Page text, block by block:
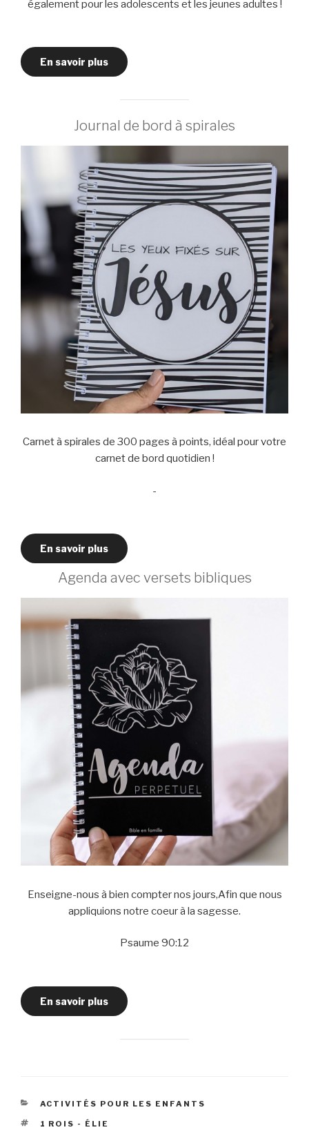
également pour les adolescents et les jeunes adultes !
En savoir plus
Journal de bord à spirales
Carnet à spirales de 300 pages à points, idéal pour votre
carnet de bord quotidien !
-
En savoir plus
Agenda avec versets bibliques
Enseigne-nous à bien compter nos jours,Afin que nous
appliquions notre coeur à la sagesse.
Psaume 90:12
En savoir plus
CATÉGORIES
ACTIVITÉS POUR LES ENFANTS
ÉTIQUETTES
1 ROIS - ÉLIE